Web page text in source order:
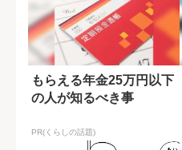
もらえる年金25万円以下
の人が知るべき事
PR(くらしの話題)